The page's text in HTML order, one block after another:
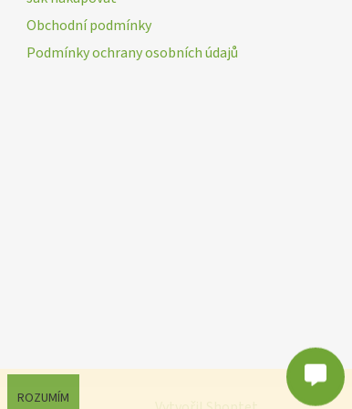
ROZUMÍM
Obchodní podmínky
Podmínky ochrany osobních údajů
Poslat